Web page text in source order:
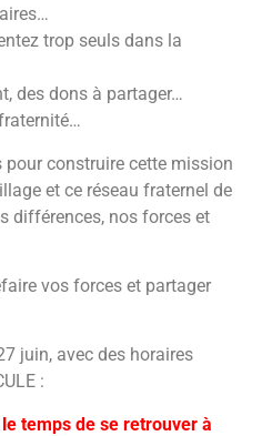
trop seuls dans la
des dons à partager…
construire cette mission
et ce réseau fraternel de
différences, nos forces et
vos forces et partager
juin, avec des horaires
:
temps de se retrouver à